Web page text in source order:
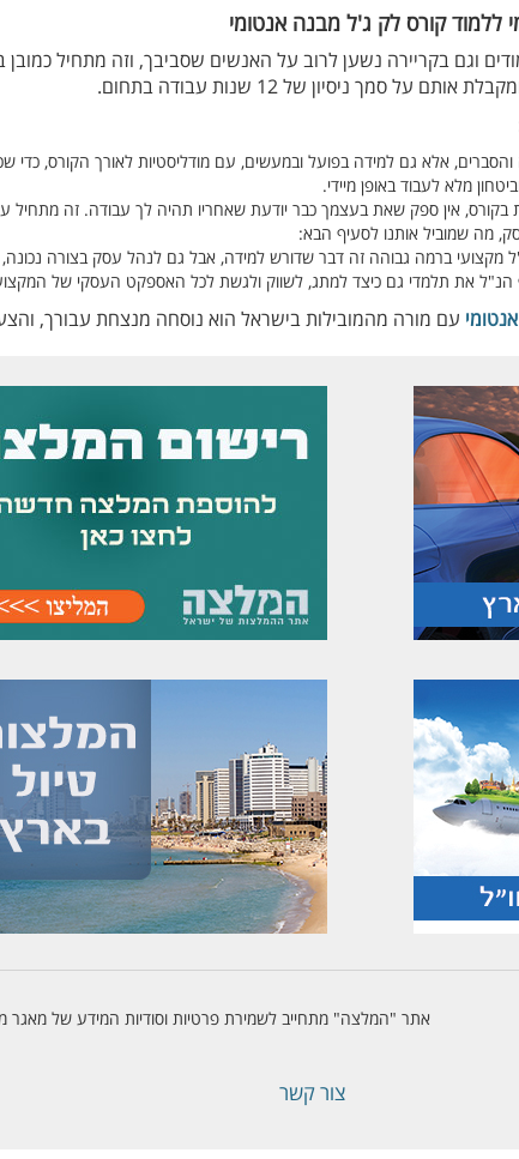
קורס לק ג'ל מבנה אנטומי
וגם בקריירה נשען לרוב על האנשים שסביבך, וזה מתחיל
על סמך ניסיון של 12 שנות עבודה בתחום.
והסברים, אלא גם למידה בפועל ובמעשים, עם מודליסטיות לאורך הקורס,
מלא לעבוד באופן מיידי.
בקורס, אין ספק שאת בעצמך כבר יודעת שאחריו תהיה לך עבודה. זה
עסק, מה שמוביל אותנו לסעיף הבא:
מקצועי ברמה גבוהה זה דבר שדורש למידה, אבל גם לנהל עסק בצורה
הנ"ל את תלמדי גם כיצד למתג, לשווק ולגשת לכל האספקט העסקי של
עם מורה מהמובילות בישראל הוא נוסחה מנצחת עבורך,
אתר "המלצה" מתחייב לשמירת פרטיות וסודיות המידע של מאגר
צור קשר